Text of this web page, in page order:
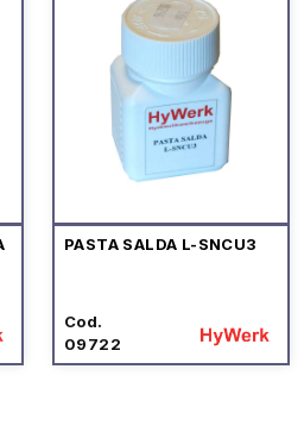
PASTA SALDA L-SNCU3
Cod.
09722